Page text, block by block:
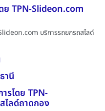
ย TPN-Slideon.com
บริการรถยกรถสไลด์
านี
รโดย TPN-
ไลด์ถาดกอง